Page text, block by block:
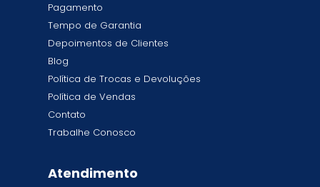
Pagamento
Tempo de Garantia
Depoimentos de Clientes
Blog
Política de Trocas e Devoluções
Política de Vendas
Contato
Trabalhe Conosco
Atendimento